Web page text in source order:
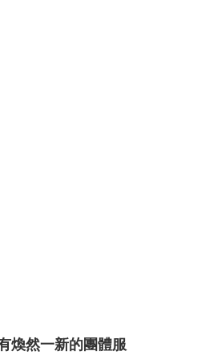
煥然一新的團體服